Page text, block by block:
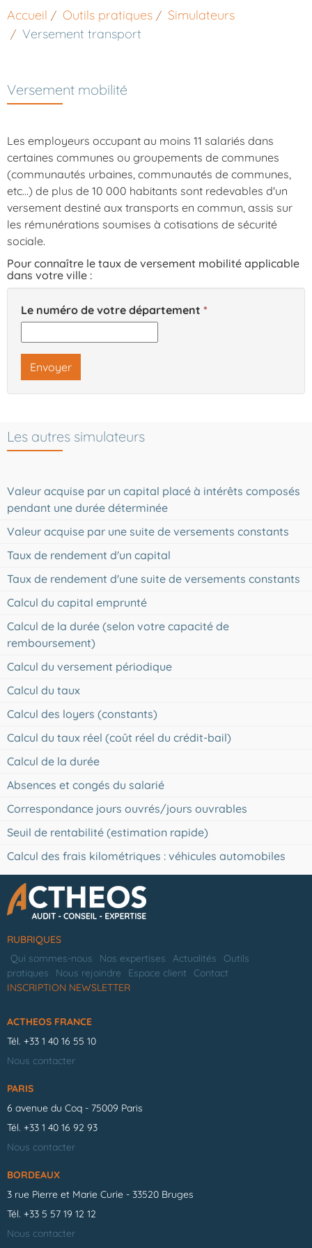
Accueil Outils pratiques
Simulateurs
Versement transport
Versement mobilité
Les employeurs occupant au moins 11 salariés dans
certaines communes ou groupements de communes
(communautés urbaines, communautés de communes,
etc...) de plus de 10 000 habitants sont redevables d'un
versement destiné aux transports en commun, assis sur
les rémunérations soumises à cotisations de sécurité
sociale.
Pour connaître le taux de versement mobilité applicable
dans votre ville :
Le numéro de votre département
Envoyer
Les autres simulateurs
Valeur acquise par un capital placé à intérêts composés
pendant une durée déterminée
Valeur acquise par une suite de versements constants
Taux de rendement d'un capital
Taux de rendement d'une suite de versements constants
Calcul du capital emprunté
Calcul de la durée (selon votre capacité de
remboursement)
Calcul du versement périodique
Calcul du taux
Calcul des loyers (constants)
Calcul du taux réel (coût réel du crédit-bail)
Calcul de la durée
Absences et congés du salarié
Correspondance jours ouvrés/jours ouvrables
Seuil de rentabilité (estimation rapide)
Calcul des frais kilométriques : véhicules automobiles
RUBRIQUES
Qui sommes-nous
Nos expertises Actualités
Outils
pratiques
Nous rejoindre Espace client
Contact
INSCRIPTION NEWSLETTER
ACTHEOS FRANCE
Tél. +33 1 40 16 55 10
Nous contacter
PARIS
6 avenue du Coq - 75009 Paris
Tél. +33 1 40 16 92 93
Nous contacter
BORDEAUX
3 rue Pierre et Marie Curie - 33520 Bruges
Tél. +33 5 57 19 12 12
Nous contacter